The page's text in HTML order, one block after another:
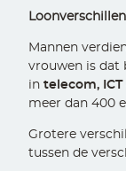
Loonverschillen
Mannen
vrouwen is
intelecom,
meer dan 400
Grotere
tussen de